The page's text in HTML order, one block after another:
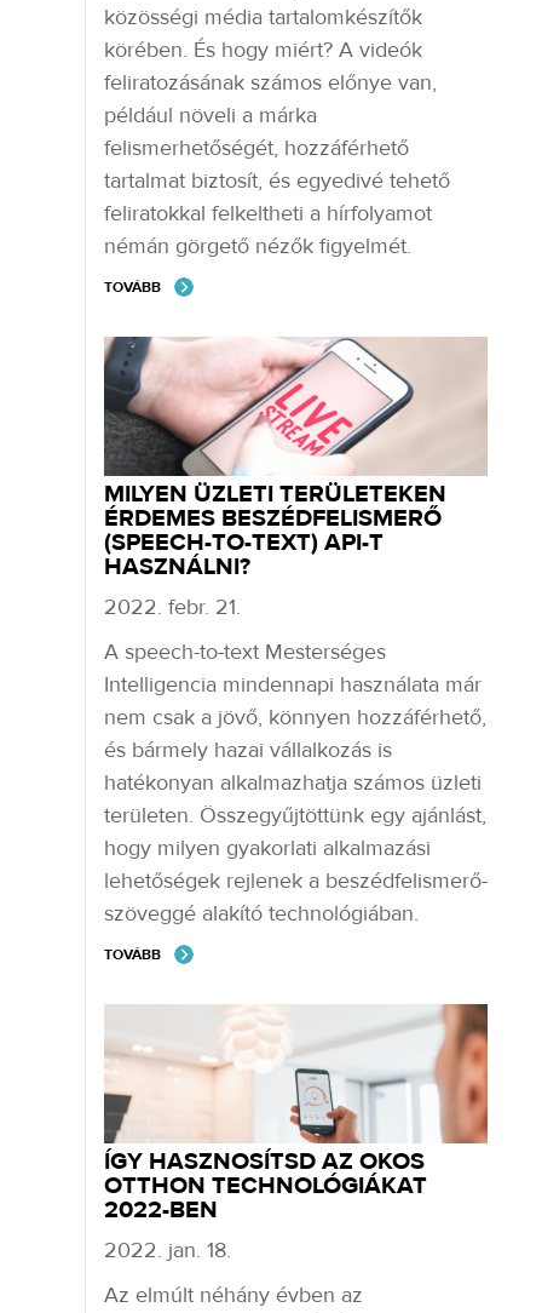
közösségi média tartalomkészítők
körében. És hogy miért? A videók
feliratozásának számos előnye van,
például növeli a márka
felismerhetőségét, hozzáférhető
tartalmat biztosít, és egyedivé tehető
feliratokkal felkeltheti a hírfolyamot
némán görgető nézők figyelmét.
TOVÁBB
MILYEN ÜZLETI TERÜLETEKEN
ÉRDEMES BESZÉDFELISMERŐ
(SPEECH-TO-TEXT) API-T
HASZNÁLNI?
2022. febr. 21.
A speech-to-text Mesterséges
Intelligencia mindennapi használata már
nem csak a jövő, könnyen hozzáférhető,
és bármely hazai vállalkozás is
hatékonyan alkalmazhatja számos üzleti
területen. Összegyűjtöttünk egy ajánlást,
hogy milyen gyakorlati alkalmazási
lehetőségek rejlenek a beszédfelismerő-
szöveggé alakító technológiában.
TOVÁBB
ÍGY HASZNOSÍTSD AZ OKOS
OTTHON TECHNOLÓGIÁKAT
2022-BEN
2022. jan. 18.
Az elmúlt néhány évben az